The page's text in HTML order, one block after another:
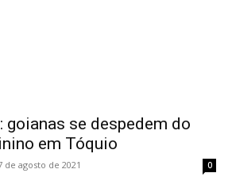
goianas se despedem do
em Tóquio
de agosto de 2021 0